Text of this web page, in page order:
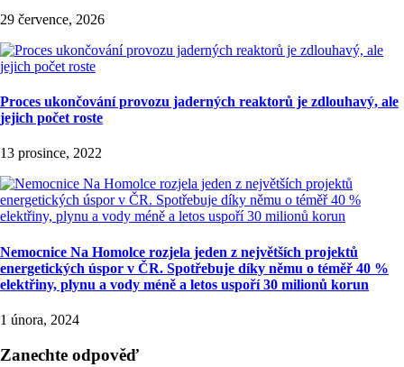
29 července, 2026
Proces ukončování provozu jaderných reaktorů je zdlouhavý, ale
jejich počet roste
13 prosince, 2022
Nemocnice Na Homolce rozjela jeden z největších projektů
energetických úspor v ČR. Spotřebuje díky němu o téměř 40 %
elektřiny, plynu a vody méně a letos uspoří 30 milionů korun
1 února, 2024
Zanechte odpověď